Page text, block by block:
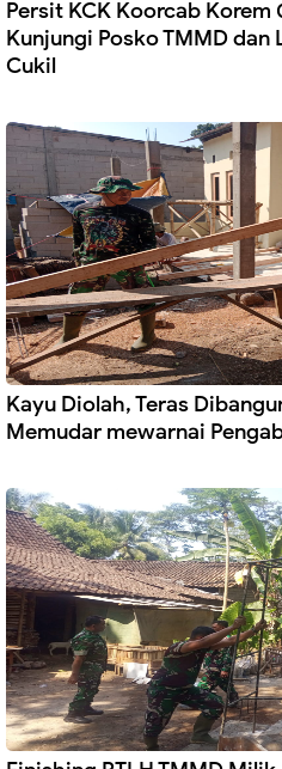
Persit KCK Koorcab
Kunjungi Posko TMMD dan
Cukil
Kayu Diolah, Teras
Memudar mewarnai